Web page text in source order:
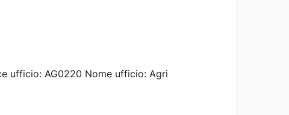
ufficio: AG0220 Nome ufficio: Agri